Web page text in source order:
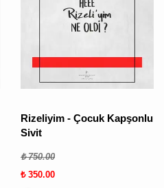
Rizeliyim - Çocuk Kapşonlu
Sivit
₺ 750.00
₺ 350.00